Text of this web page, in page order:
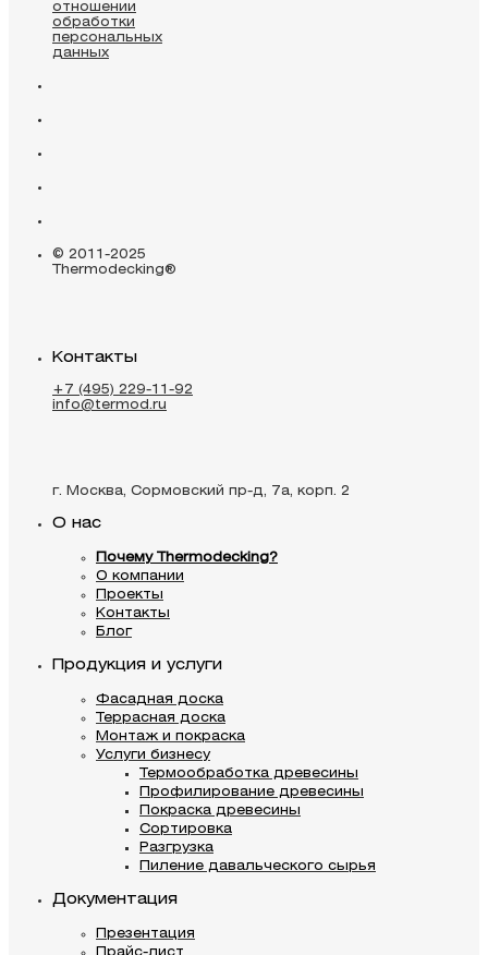
отношении
обработки
персональных
данных
© 2011-2025
Thermodecking®
Контакты
+7 (495) 229-11-92
info@termod.ru
г. Москва, Сормовский пр-д, 7а, корп. 2
О нас
Почему Thermodecking?
О компании
Проекты
Контакты
Блог
Продукция и услуги
Фасадная доска
Террасная доска
Монтаж и покраска
Услуги бизнесу
Термообработка древесины
Профилирование древесины
Покраска древесины
Сортировка
Разгрузка
Пиление давальческого сырья
Документация
Презентация
Прайс-лист